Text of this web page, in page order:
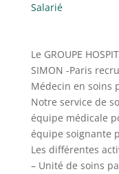
Salarié
Le GROUPE
SIMON -Paris
Médecin en soins
Notre service de
équipe médicale
équipe soignante
Les différentes
– Unité de soins